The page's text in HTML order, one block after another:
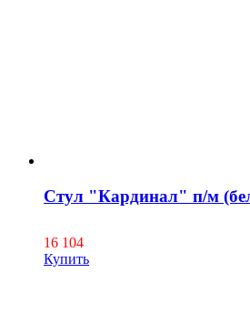
Стул "Кардинал" п/м
16 104
Купить